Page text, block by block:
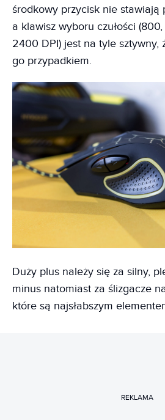
środkowy przycisk nie stawiają
a klawisz wyboru czułości
2400 DPI) jest na tyle sztywny,
go przypadkiem.
Duży plus należy się za silny,
minus natomiast za ślizgacze
które są najsłabszym
REKLAMA